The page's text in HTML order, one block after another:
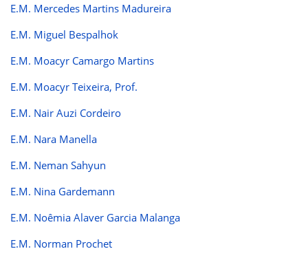
E.M. Mercedes Martins Madureira
E.M. Miguel Bespalhok
E.M. Moacyr Camargo Martins
E.M. Moacyr Teixeira, Prof.
E.M. Nair Auzi Cordeiro
E.M. Nara Manella
E.M. Neman Sahyun
E.M. Nina Gardemann
E.M. Noêmia Alaver Garcia Malanga
E.M. Norman Prochet